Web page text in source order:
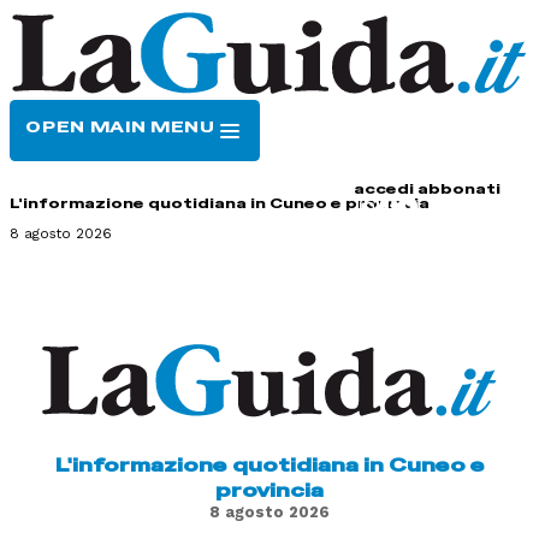
OPEN MAIN MENU
accedi abbonati
L'informazione quotidiana in Cuneo e provincia
8 agosto 2026
L'informazione quotidiana in Cuneo e
provincia
8 agosto 2026